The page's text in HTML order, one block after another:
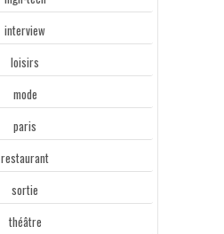
interview
loisirs
mode
paris
restaurant
sortie
théâtre